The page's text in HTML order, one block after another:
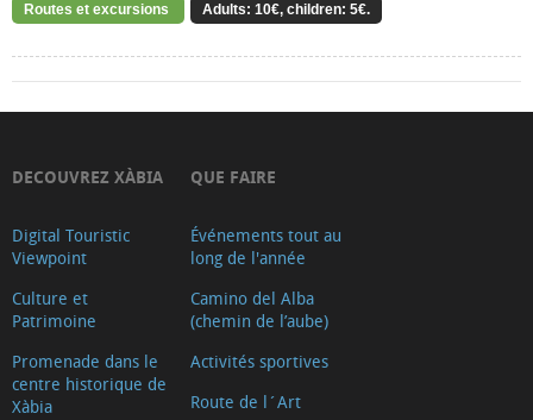
Routes et excursions Adults: 10€, children: 5€.
DECOUVREZ XÀBIA
Digital Touristic
Viewpoint
Culture et
Patrimoine
Promenade dans le
centre historique de
Xàbia
QUE FAIRE
Événements tout au
long de l'année
Camino del Alba
(chemin de l’aube)
Activités sportives
Route de l´Art